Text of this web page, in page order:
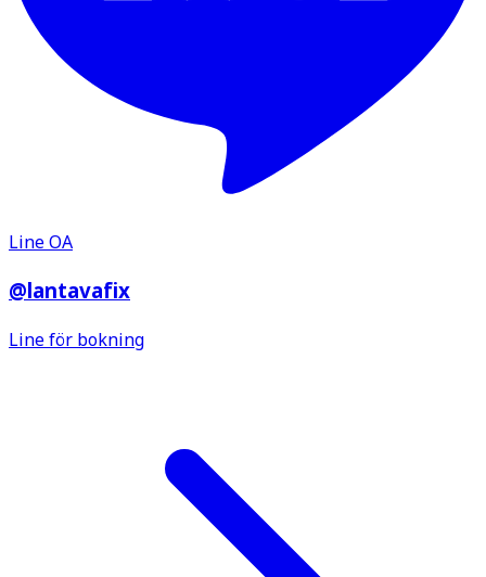
Line OA
@lantavafix
Line för bokning